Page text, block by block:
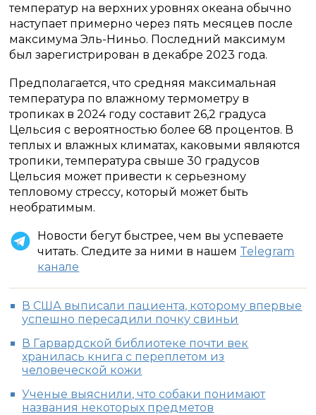
температур на верхних уровнях океана обычно
наступает примерно через пять месяцев после
максимума Эль-Ниньо. Последний максимум
был зарегистрирован в декабре 2023 года.
Предполагается, что средняя максимальная
температура по влажному термометру в
тропиках в 2024 году составит 26,2 градуса
Цельсия с вероятностью более 68 процентов. В
теплых и влажных климатах, каковыми являются
тропики, температура свыше 30 градусов
Цельсия может привести к серьезному
тепловому стрессу, который может быть
необратимым.
Новости бегут быстрее, чем вы успеваете
читать. Следите за ними в нашем Telegram
канале
В США выписали пациента, которому впервые
успешно пересадили почку свиньи
В Гарвардской библиотеке почти век
хранилась книга с переплетом из
человеческой кожи
Ученые выяснили, что собаки понимают
названия некоторых предметов